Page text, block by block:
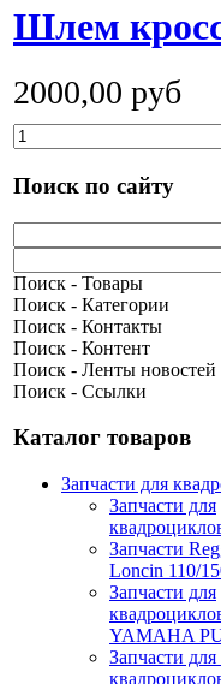
Шлем
2000,00 руб
Поиск по сайту
Поиск - Товары
Поиск - Категории
Поиск - Контакты
Поиск - Контент
Поиск - Ленты новостей
Поиск - Ссылки
Каталог товаров
Запчасти для
Запчасти для
Запчасти
Loncin 110/
Запчасти для
YAMAHA
Запчасти